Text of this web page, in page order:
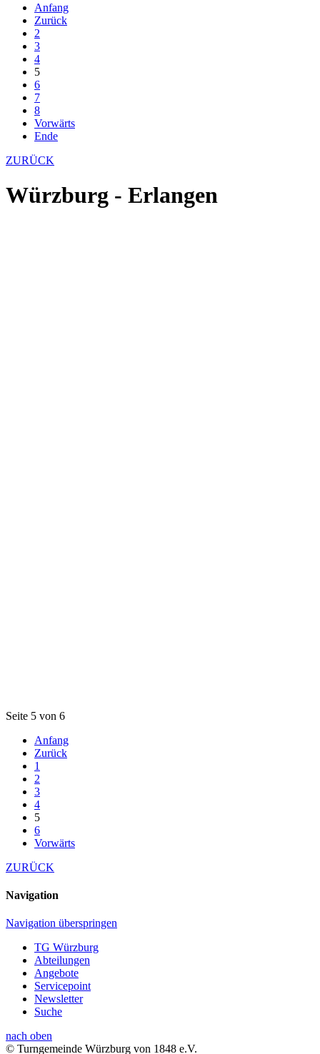
Anfang
Zurück
2
3
4
5
6
7
8
Vorwärts
Ende
ZURÜCK
Würzburg - Erlangen
Seite 5 von 6
Anfang
Zurück
1
2
3
4
5
6
Vorwärts
ZURÜCK
Navigation
Navigation überspringen
TG Würzburg
Abteilungen
Angebote
Servicepoint
Newsletter
Suche
nach oben
© Turngemeinde Würzburg von 1848 e.V.